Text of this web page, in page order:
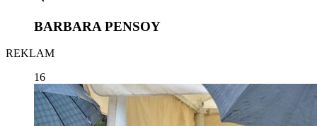
BARBARA PENSOY
REKLAM
16